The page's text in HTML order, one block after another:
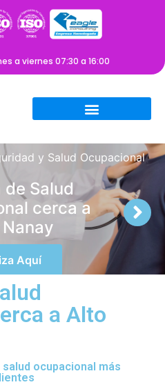
a viernes 07:30 a 16:00
y Salud Ocupacional
Salud
cerca a
Aquí
a Alto
ocupacional más